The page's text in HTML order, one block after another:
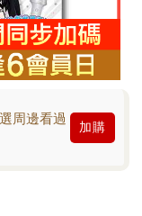
周邊看過
加購